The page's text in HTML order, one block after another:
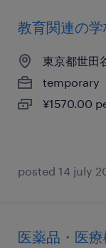
教育関連の
東京都世田
temporary
¥1570.00
posted 14 july
医薬品・医